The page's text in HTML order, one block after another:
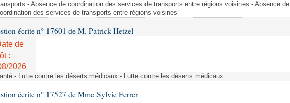
- Absence de coordination des services de transports entre régions voisines - Absence de
des services de transports entre régions voisines
écrite n° 17601 de M. Patrick Hetzel
de
:
2026
- Lutte contre les déserts médicaux - Lutte contre les déserts médicaux
écrite n° 17527 de Mme Sylvie Ferrer